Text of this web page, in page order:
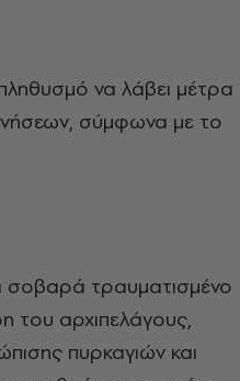
να λάβει μέτρα
σύμφωνα με το
σοβαρά τραυματισμένο
του αρχιπελάγους,
πυρκαγιών και